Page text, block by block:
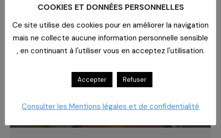
COOKIES ET DONNÉES PERSONNELLES
Ce site utilise des cookies pour en améliorer la navigation
mais ne collecte aucune information personnelle sensible
, en continuant à l'utiliser vous en acceptez l'utilisation.
Accepter Refuser
Consulter les Mentions légales et de confidentialité